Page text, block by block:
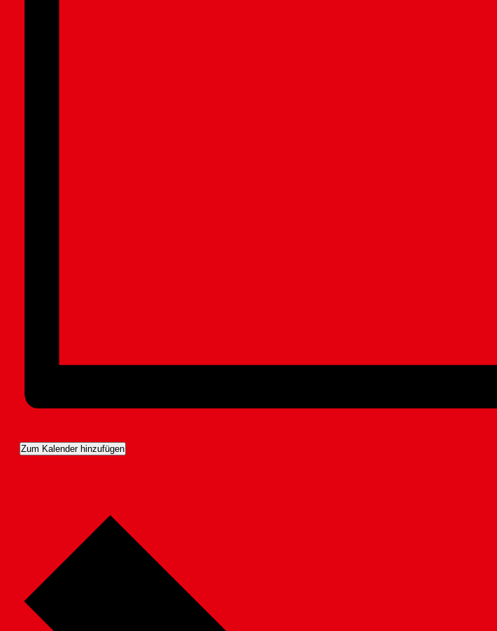
Zum Kalender hinzufügen